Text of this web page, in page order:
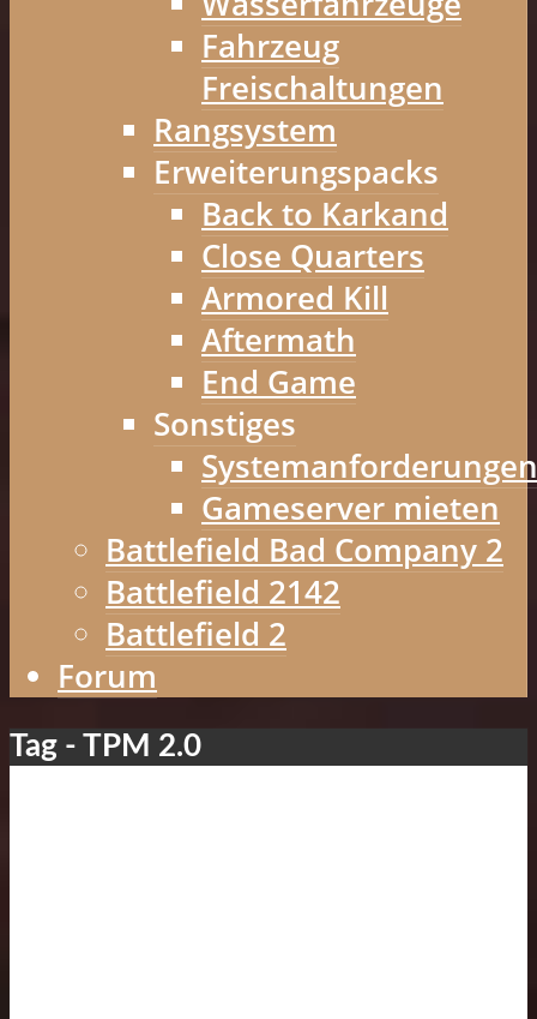
Fahrzeug
Freischaltungen
Rangsystem
Erweiterungspacks
Back to Karkand
Close Quarters
Armored Kill
Aftermath
End Game
Sonstiges
Systemanforderungen
Gameserver mieten
Battlefield Bad Company 2
Battlefield 2142
Battlefield 2
Forum
Tag - TPM 2.0